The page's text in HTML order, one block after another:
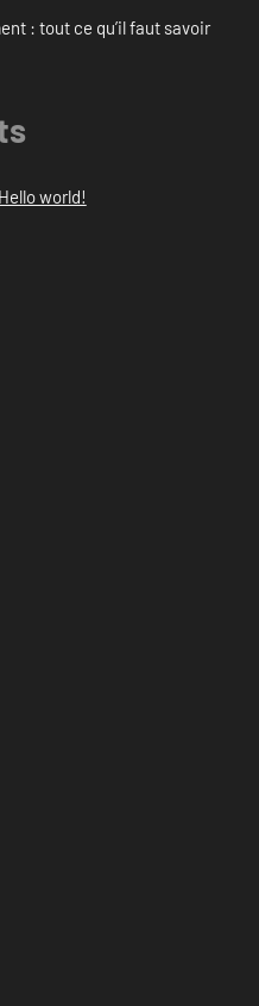
: tout ce qu’il faut savoir
Hello world!